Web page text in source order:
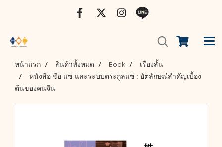
หน้าแรก สินค้าทั้งหมด Book
เรื่องสั้น
หนังสือ ชื่อ แซ่ และระบบตระกูลแซ่ : อัตลักษณ์สำคัญเบื้อง
ต้นของคนจีน